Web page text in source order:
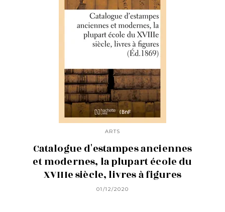
ARTS
Catalogue d'estampes anciennes
et modernes, la plupart école du
XVIIIe siècle, livres à figures
01/12/2020